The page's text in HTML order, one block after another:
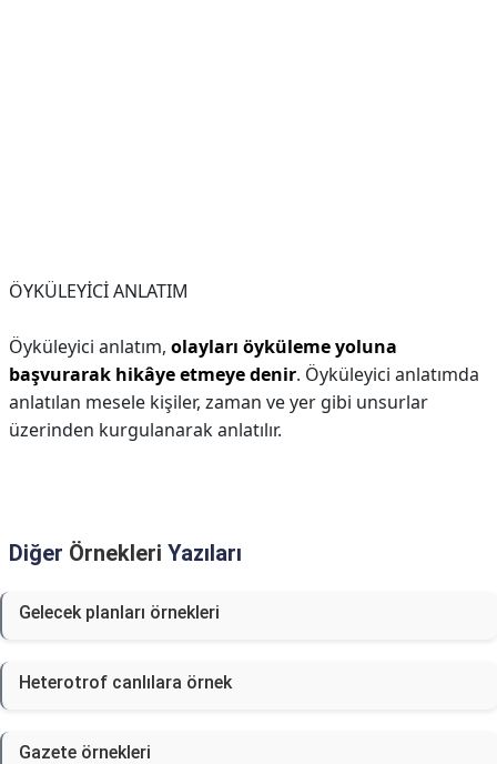
ÖYKÜLEYİCİ ANLATIM
Öyküleyici anlatım, olayları öyküleme yoluna
başvurarak hikâye etmeye denir. Öyküleyici anlatımda
anlatılan mesele kişiler, zaman ve yer gibi unsurlar
üzerinden kurgulanarak anlatılır.
Diğer Örnekleri Yazıları
Gelecek planları örnekleri
Heterotrof canlılara örnek
Gazete örnekleri